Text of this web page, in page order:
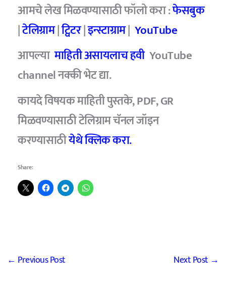
आमचे लेख मिळवण्यासाठी फॉलो करा :फेसबुक
|टेलिग्राम|ट्विटर|इन्स्टाग्राम| YouTube
आपल्यामाहिती असायलाच हवीYouTube
channel नक्की भेट द्या.
कायदे विषयक माहिती पुस्तके, PDF, GR
मिळवण्यासाठी टेलिग्राम चॅनल जॉइन
करण्यासाठीयेथे क्लिक करा.
Share:
← Previous Post Next Post →